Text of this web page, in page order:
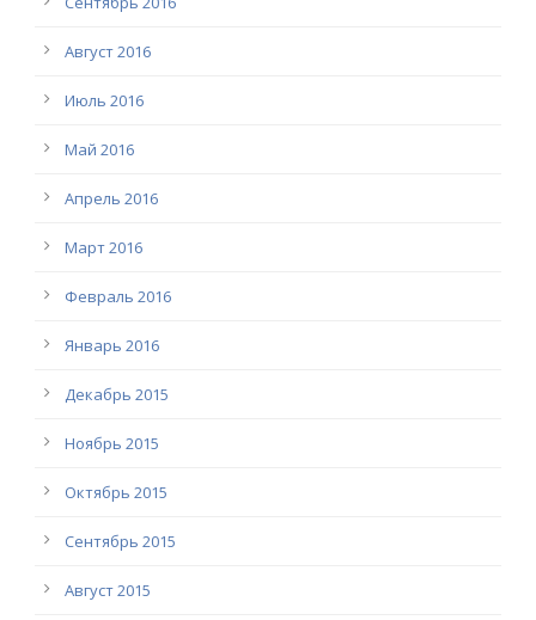
Август 2016
Июль 2016
Май 2016
Апрель 2016
Март 2016
Февраль 2016
Январь 2016
Декабрь 2015
Ноябрь 2015
Октябрь 2015
Сентябрь 2015
Август 2015